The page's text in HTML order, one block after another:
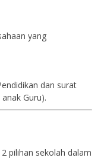
yang
dan surat
Guru).
pilihan sekolah dalam